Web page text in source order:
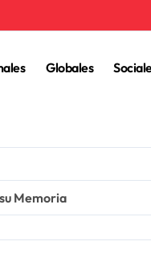
Globales
Memoria